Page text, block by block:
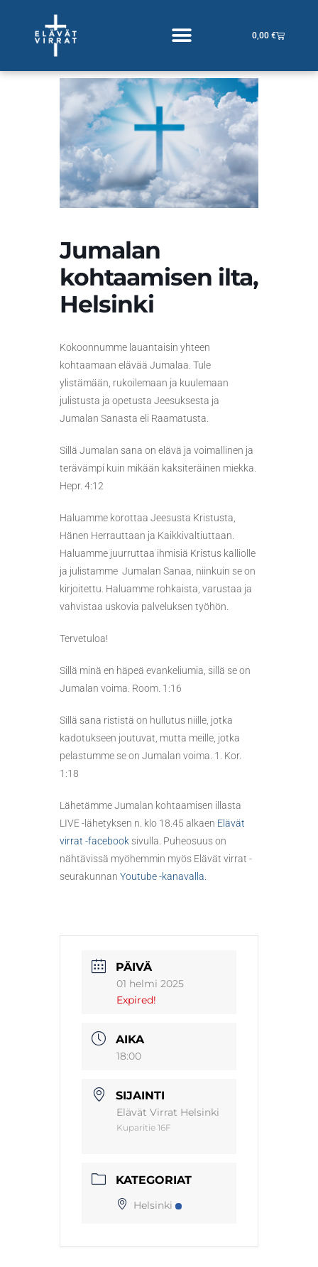
0,00 €Cart
Jumalan
kohtaamisen ilta,
Helsinki
Kokoonnumme lauantaisin yhteen
kohtaamaan elävää Jumalaa. Tule
ylistämään, rukoilemaan ja kuulemaan
julistusta ja opetusta Jeesuksesta ja
Jumalan Sanasta eli Raamatusta.
Sillä Jumalan sana on elävä ja voimallinen ja
terävämpi kuin mikään kaksiteräinen miekka.
Hepr. 4:12
Haluamme korottaa Jeesusta Kristusta,
Hänen Herrauttaan ja Kaikkivaltiuttaan.
Haluamme juurruttaa ihmisiä Kristus kalliolle
ja julistamme Jumalan Sanaa, niinkuin se on
kirjoitettu. Haluamme rohkaista, varustaa ja
vahvistaa uskovia palveluksen työhön.
Tervetuloa!
Sillä minä en häpeä evankeliumia, sillä se on
Jumalan voima. Room. 1:16
Sillä sana rististä on hullutus niille, jotka
kadotukseen joutuvat, mutta meille, jotka
pelastumme se on Jumalan voima. 1. Kor.
1:18
Lähetämme Jumalan kohtaamisen illasta
LIVE -lähetyksen n. klo 18.45 alkaen Elävät
virrat -facebook sivulla. Puheosuus on
nähtävissä myöhemmin myös Elävät virrat -
seurakunnan Youtube -kanavalla.
PÄIVÄ
01 helmi 2025
Expired!
AIKA
18:00
SIJAINTI
Elävät Virrat Helsinki
Kuparitie 16F
KATEGORIAT
Helsinki